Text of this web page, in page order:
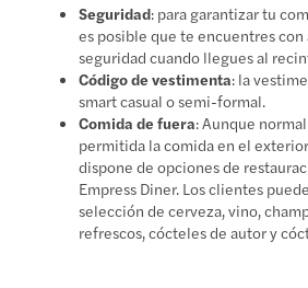
Seguridad: para garantizar tu
es posible que te encuentres
seguridad cuando llegues al
Código de vestimenta: la
smart casual o semi-formal.
Comida de fuera: Aunque
permitida la comida en el
dispone de opciones de
Empress Diner. Los clientes
selección de cerveza, vino,
refrescos, cócteles de autor y